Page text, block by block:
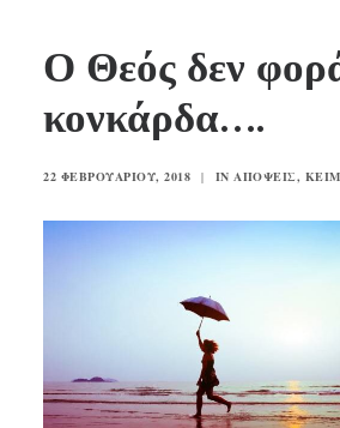
ΘΕΜΑΤΟΛΟΓΙΑ
ΑΝΑΚΟΙΝΩΣΕΙΣ
SEARCH
Ο Θεός δεν
κονκάρδα….
22 ΦΕΒΡΟΥΑΡΊΟΥ, 2018 | IN ΑΠΌΨΕΙΣ,